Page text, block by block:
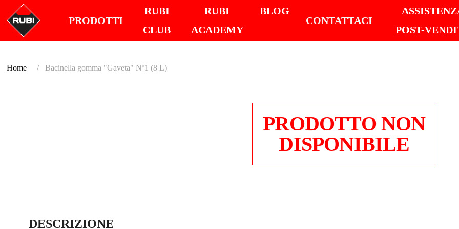
PRODOTTI
RUBI
CLUB
RUBI
ACADEMY
BLOG
CONTATTACI
POST-
Home Bacinella gomma "Gaveta" Nº1 (8 L)
PRODOTTO NON
DISPONIBILE
DESCRIZIONE